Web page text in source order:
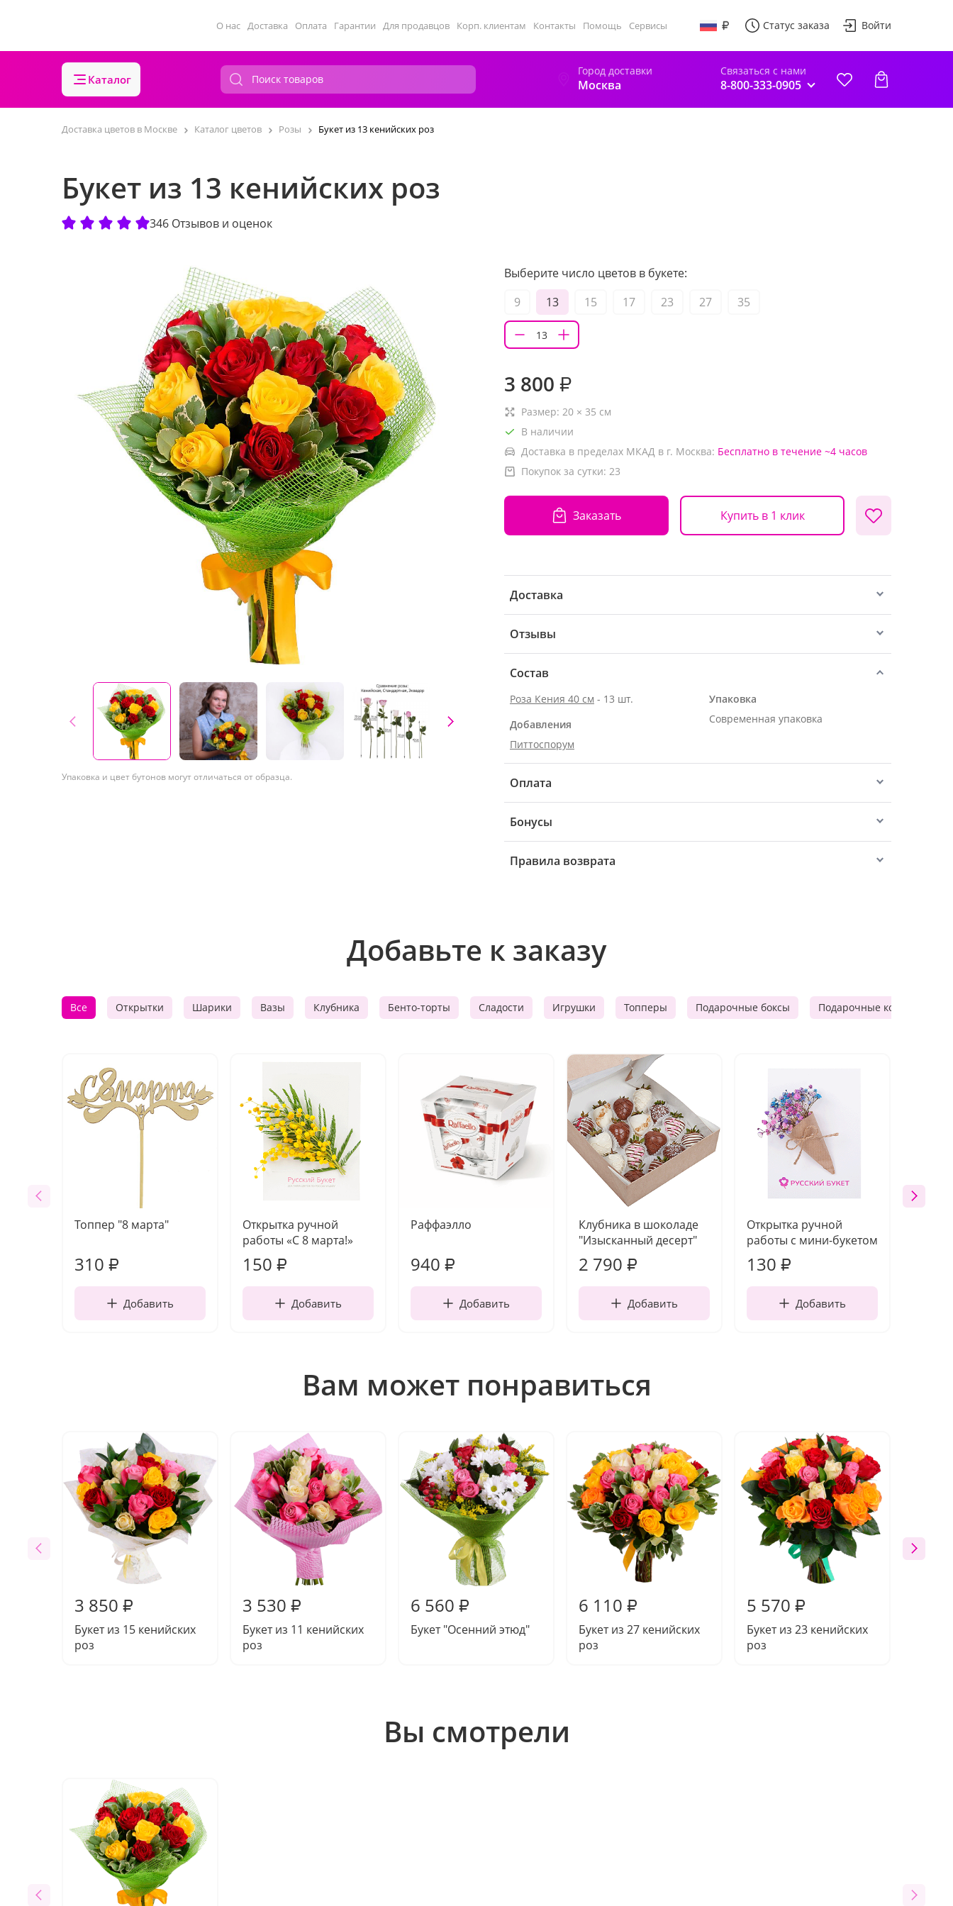
О нас Доставка Оплата Гарантии Для продавцов Корп. клиентам Контакты Помощь Сервисы Статус заказа Войти
Каталог
Город доставки
Москва
Связаться с нами
8-800-333-0905
Доставка цветов в Москве Каталог цветов Розы Букет из 13 кенийских роз
Букет из 13 кенийских роз
346 Отзывов и оценок
Упаковка и цвет бутонов могут отличаться от образца.
Выберите число цветов в букете:
9
13 15 17 23 27 35
3 800 ₽
Размер: 20 × 35 см
В наличии
Доставка в пределах МКАД в г. Москва: Бесплатно в течение ~4 часов
Покупок за сутки: 23
Заказать Купить в 1 клик
Доставка
Отзывы
Состав
Роза Кения 40 см - 13 шт.
Добавления
Питтоспорум
Упаковка
Современная упаковка
Оплата
Бонусы
Правила возврата
Добавьте к заказу
Все Открытки Шарики Вазы Клубника Бенто-торты Сладости Игрушки Топперы Подарочные боксы Подарочные корзины
Топпер "8 марта"
310 ₽
Добавить
Открытка ручной
работы «С 8 марта!»
150 ₽
Добавить
Раффаэлло
940 ₽
Добавить
Клубника в шоколаде
"Изысканный десерт"
2 790 ₽
Добавить
Открытка ручной
работы с мини-букетом
130 ₽
Добавить
Вам может понравиться
3 850 ₽
Букет из 15 кенийских
роз
3 530 ₽
Букет из 11 кенийских
роз
6 560 ₽
Букет "Осенний этюд"
6 110 ₽
Букет из 27 кенийских
роз
5 570 ₽
Букет из 23 кенийских
роз
Вы смотрели